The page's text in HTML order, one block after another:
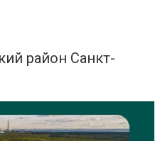
район Санкт-